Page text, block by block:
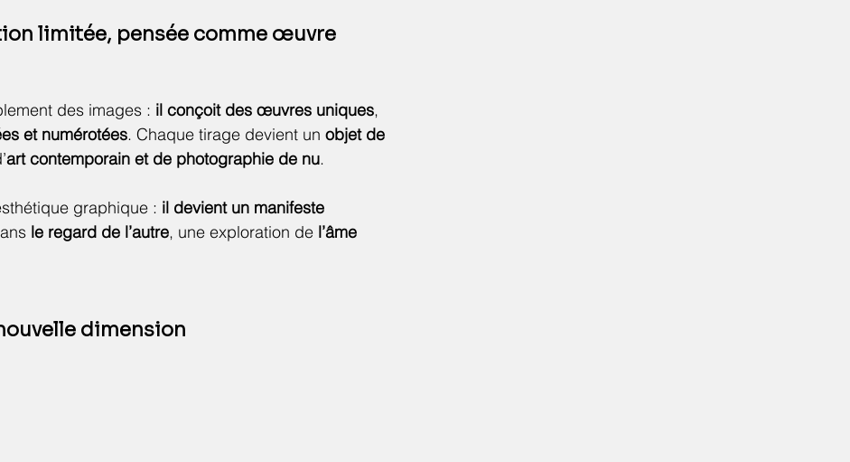
limitée, pensée comme œuvre
des images : il conçoit des œuvres uniques,
et numérotées. Chaque tirage devient un objet de
art contemporain et de photographie de nu.
graphique : il devient un manifeste
le regard de l’autre, une exploration de l’âme
dimension